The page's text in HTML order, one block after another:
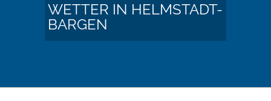
WETTER IN HELMSTADT-
BARGEN